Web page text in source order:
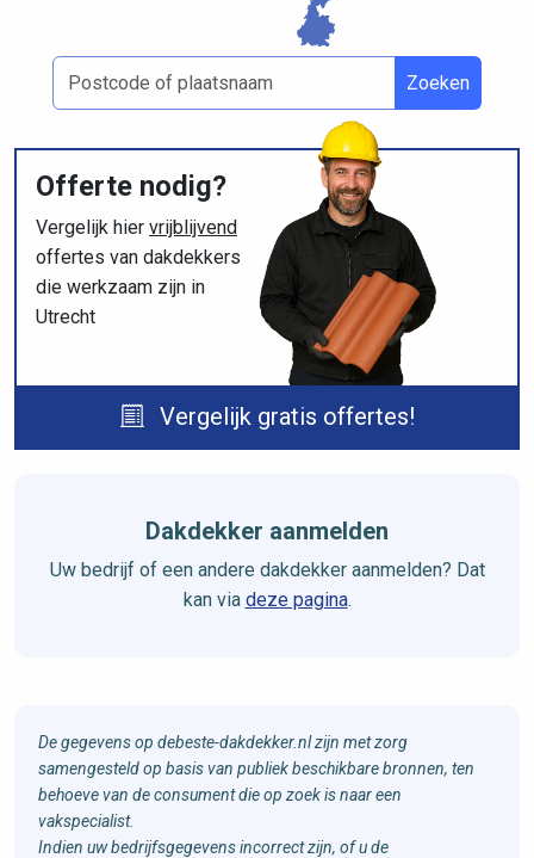
Zoeken
Offerte nodig?
Vergelijk hier vrijblijvend
offertes van dakdekkers
die werkzaam zijn in
Utrecht
Vergelijk gratis offertes!
Dakdekker aanmelden
Uw bedrijf of een andere dakdekker aanmelden? Dat
kan via deze pagina.
De gegevens op debeste-dakdekker.nl zijn met zorg
samengesteld op basis van publiek beschikbare bronnen, ten
behoeve van de consument die op zoek is naar een
vakspecialist.
Indien uw bedrijfsgegevens incorrect zijn, of u de